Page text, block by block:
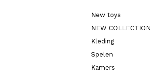
New toys
NEW COLLECTION
Kleding
Spelen
Kamers